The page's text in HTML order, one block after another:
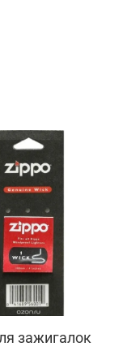
зажигалок